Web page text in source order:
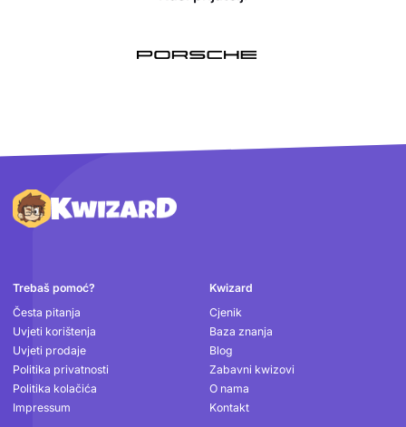
Podnožje
Trebaš pomoć?
Česta pitanja
Uvjeti korištenja
Uvjeti prodaje
Politika privatnosti
Politika kolačića
Impressum
Kwizard
Cjenik
Baza znanja
Blog
Zabavni kwizovi
O nama
Kontakt